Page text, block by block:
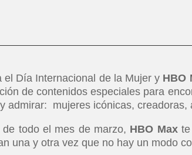
el Día Internacional de la Mujer y HBO
de contenidos especiales para
admirar: mujeres icónicas,
todo el mes de marzo, HBO Maxte
una y otra vez que no hay un modo